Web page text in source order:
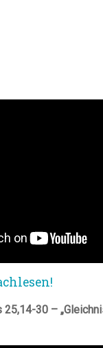
25,14-30 –